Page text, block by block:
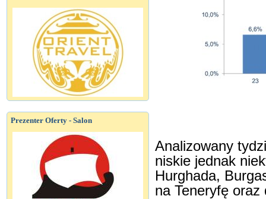
Prezenter Oferty - Salon
Analizowany
niskie jednak
Hurghada,
na Teneryfę oraz